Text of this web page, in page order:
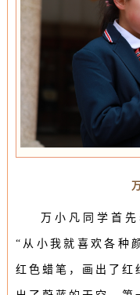
万小凡同学首
“ 从小我就喜欢各种
红色蜡笔，画出了红